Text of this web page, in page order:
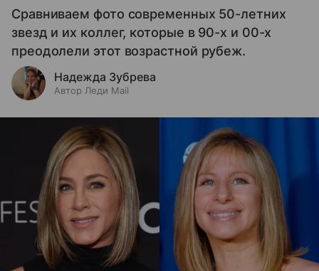
Сравниваем фото современных 50-летних
звезд и их коллег, которые в 90-х и 00-х
преодолели этот возрастной рубеж.
Надежда Зубрева
Автор Леди Mail